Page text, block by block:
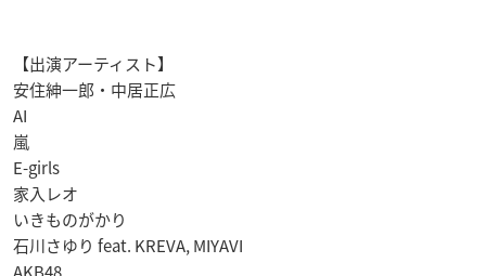
【出演アーティスト】
安住紳一郎・中居正広
AI
嵐
E-girls
家入レオ
いきものがかり
石川さゆり feat. KREVA, MIYAVI